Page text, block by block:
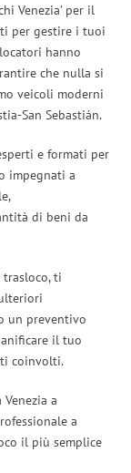
Venezia’ per il
per gestire i tuoi
hanno
che nulla si
veicoli moderni
San Sebastián.
e formati per
impegnati a
di beni da
trasloco, ti
un preventivo
il tuo
coinvolti.
a
a
il più semplice